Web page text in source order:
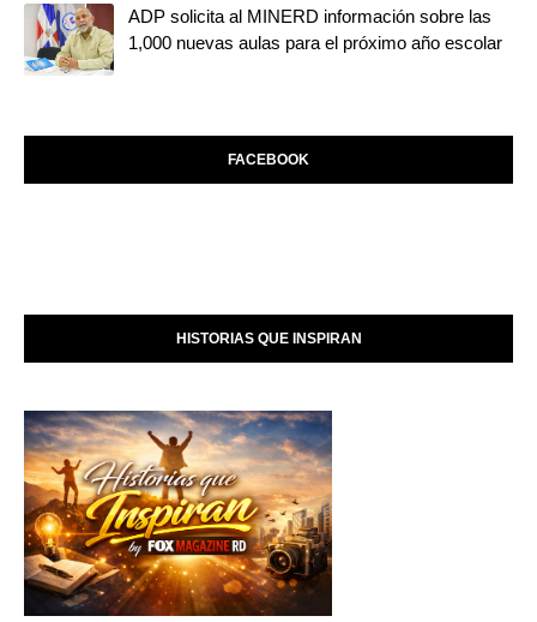
ADP solicita al MINERD información sobre las
1,000 nuevas aulas para el próximo año escolar
FACEBOOK
HISTORIAS QUE INSPIRAN